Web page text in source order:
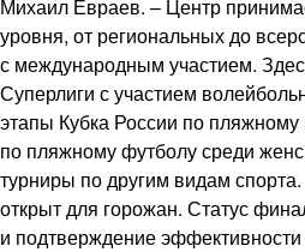
Михаил Евраев. – Центр
уровня, от региональных до
с международным участием.
Суперлиги с участием
этапы Кубка России по
по пляжному футболу среди
турниры по другим видам
открыт для горожан. Статус
и подтверждение